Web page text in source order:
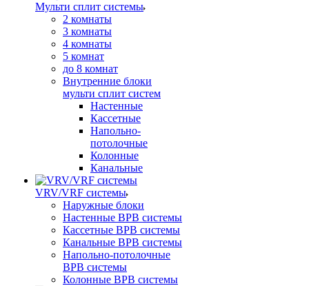
Мульти сплит системы
2 комнаты
3 комнаты
4 комнаты
5 комнат
до 8 комнат
Внутренние блоки
мульти сплит систем
Настенные
Кассетные
Напольно-
потолочные
Колонные
Канальные
VRV/VRF системы
Наружные блоки
Настенные ВРВ системы
Кассетные ВРВ системы
Канальные ВРВ системы
Напольно-потолочные
ВРВ системы
Колонные ВРВ системы